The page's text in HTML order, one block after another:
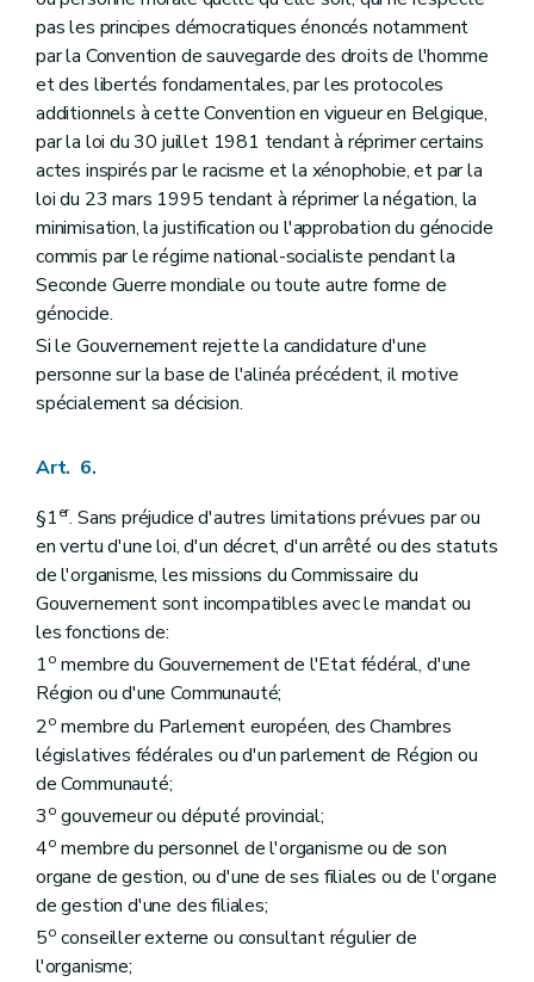
pas les principes démocratiques énoncés notamment
par la Convention de sauvegarde des droits de l'homme
et des libertés fondamentales, par les protocoles
additionnels à cette Convention en vigueur en Belgique,
par la loi du 30 juillet 1981 tendant à réprimer certains
actes inspirés par le racisme et la xénophobie, et par la
loi du 23 mars 1995 tendant à réprimer la négation, la
minimisation, la justification ou l'approbation du génocide
commis par le régime national-socialiste pendant la
Seconde Guerre mondiale ou toute autre forme de
génocide.
Si le Gouvernement rejette la candidature d'une
personne sur la base de l'alinéa précédent, il motive
spécialement sa décision.
Art. 6.
§1er. Sans préjudice d'autres limitations prévues par ou
en vertu d'une loi, d'un décret, d'un arrêté ou des statuts
de l'organisme, les missions du Commissaire du
Gouvernement sont incompatibles avec le mandat ou
les fonctions de:
1o membre du Gouvernement de l'Etat fédéral, d'une
Région ou d'une Communauté;
2o membre du Parlement européen, des Chambres
législatives fédérales ou d'un parlement de Région ou
de Communauté;
3o gouverneur ou député provincial;
4o membre du personnel de l'organisme ou de son
organe de gestion, ou d'une de ses filiales ou de l'organe
de gestion d'une des filiales;
5o conseiller externe ou consultant régulier de
l'organisme;